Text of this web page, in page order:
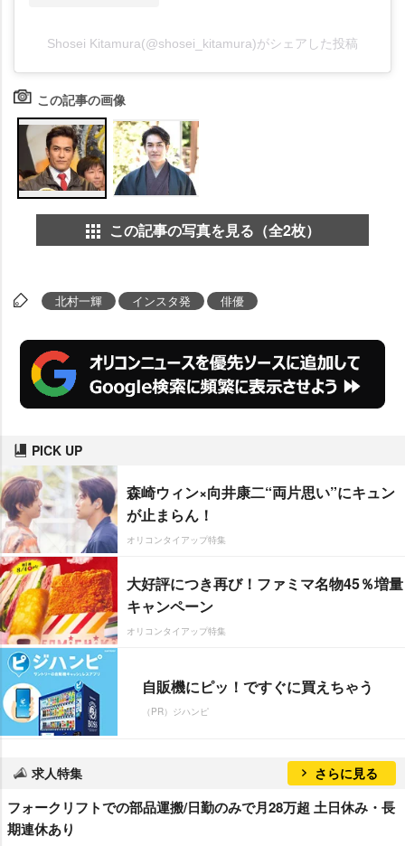
Shosei Kitamura(@shosei_kitamura)がシェアした投稿
この記事の画像
この記事の写真を見る（全2枚）
北村一輝 インスタ発 俳優
PICK UP
森崎ウィン×向井康二“両片思い”にキュン
が止まらん！
オリコンタイアップ特集
大好評につき再び！ファミマ名物45％増量
キャンペーン
オリコンタイアップ特集
自販機にピッ！ですぐに買えちゃう
（PR）ジハンピ
求人特集 さらに見る
フォークリフトでの部品運搬/日勤のみで月28万超 土日休み・長
期連休あり